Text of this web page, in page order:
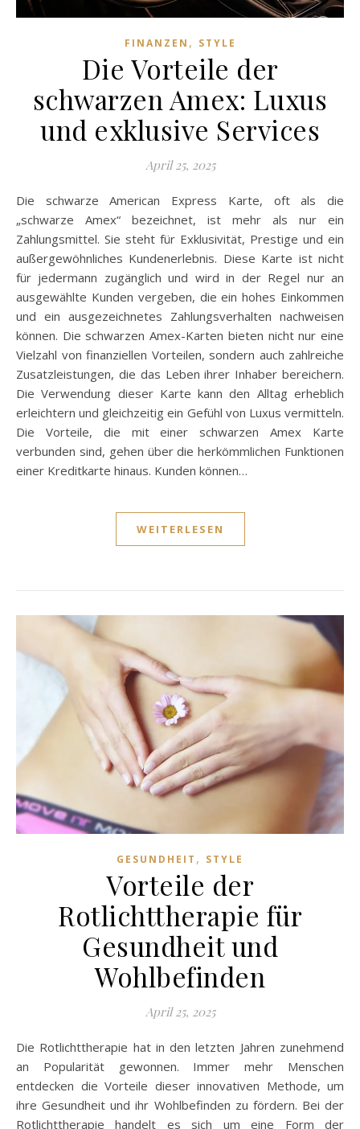
FINANZEN , STYLE
Die Vorteile der
schwarzen Amex: Luxus
und exklusive Services
April 25, 2025
Die schwarze American Express Karte, oft als die
„schwarze Amex“ bezeichnet, ist mehr als nur ein
Zahlungsmittel. Sie steht für Exklusivität, Prestige und ein
außergewöhnliches Kundenerlebnis. Diese Karte ist nicht
für jedermann zugänglich und wird in der Regel nur an
ausgewählte Kunden vergeben, die ein hohes Einkommen
und ein ausgezeichnetes Zahlungsverhalten nachweisen
können. Die schwarzen Amex-Karten bieten nicht nur eine
Vielzahl von finanziellen Vorteilen, sondern auch zahlreiche
Zusatzleistungen, die das Leben ihrer Inhaber bereichern.
Die Verwendung dieser Karte kann den Alltag erheblich
erleichtern und gleichzeitig ein Gefühl von Luxus vermitteln.
Die Vorteile, die mit einer schwarzen Amex Karte
verbunden sind, gehen über die herkömmlichen Funktionen
einer Kreditkarte hinaus. Kunden können…
WEITERLESEN
GESUNDHEIT , STYLE
Vorteile der
Rotlichttherapie für
Gesundheit und
Wohlbefinden
April 25, 2025
Die Rotlichttherapie hat in den letzten Jahren zunehmend
an Popularität gewonnen. Immer mehr Menschen
entdecken die Vorteile dieser innovativen Methode, um
ihre Gesundheit und ihr Wohlbefinden zu fördern. Bei der
Rotlichttherapie handelt es sich um eine Form der